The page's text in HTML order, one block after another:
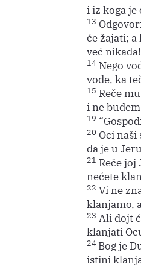
i iz koga je
13
će žajati;
već nikada!
14Nego
vode, ka
15 Reče
i ne
19
20Oci naši
da je u
21 Reče joj
nećete
22 Vi ne
klanjamo,
23 Ali dojt
klanjati
24 Bog je
istini